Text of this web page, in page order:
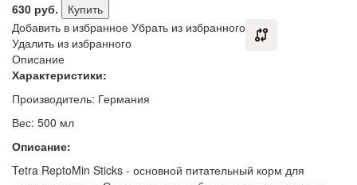
630 руб.
Купить
Добавить в избранное Убрать из избранного
Удалить из избранного
Описание
Характеристики:
Производитель: Германия
Вес: 500 мл
Описание:
Tetra ReptoMin Sticks - основной питательный корм для